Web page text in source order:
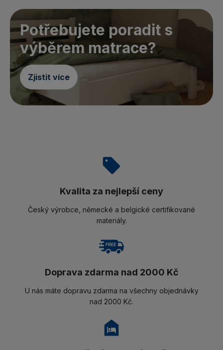
Potřebujete poradit s
výběrem matrace?
Zjistit více
Kvalita za nejlepší ceny
Český výrobce, německé a belgické certifikované
materiály.
Doprava zdarma nad 2000 Kč
U nás máte dopravu zdarma na všechny objednávky
nad 2000 Kč.